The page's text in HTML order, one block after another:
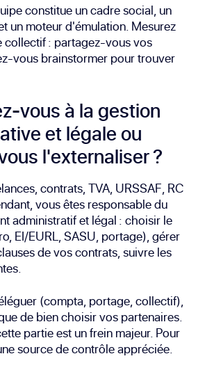
constitue un cadre social, un
un moteur d'émulation. Mesurez
collectif : partagez-vous vos
vous brainstormer pour trouver
vous à la gestion
et légale ou
l'externaliser ?
contrats, TVA, URSSAF, RC
vous êtes responsable du
administratif et légal : choisir le
EI/EURL, SASU, portage), gérer
de vos contrats, suivre les
(compta, portage, collectif),
de bien choisir vos partenaires.
partie est un frein majeur. Pour
source de contrôle appréciée.